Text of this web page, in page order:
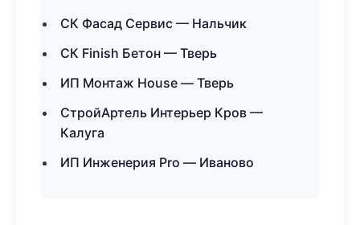
СК Фасад Сервис — Нальчик
СК Finish Бетон — Тверь
ИП Монтаж House — Тверь
СтройАртель Интерьер Кров —
Калуга
ИП Инженерия Pro — Иваново